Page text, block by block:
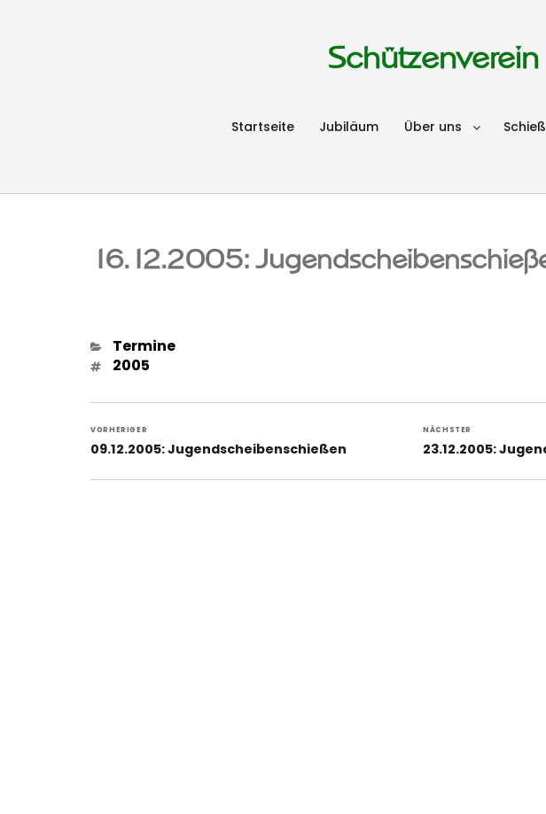
Startseite Jubiläum Über uns
16.12.2005:
Kategorien
Termine
Schlagwörter
2005
VORHERIGER
Vorheriger
09.12.2005: Jugendscheibenschießen
NÄCHSTER
Nächster
23.12.2005: